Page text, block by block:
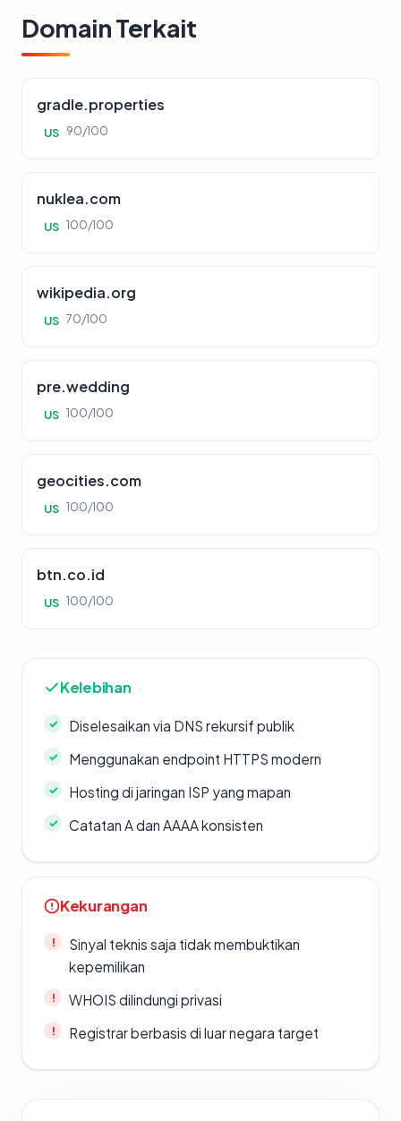
Domain Terkait
gradle.properties
US 90/100
nuklea.com
US 100/100
wikipedia.org
US 70/100
pre.wedding
US 100/100
geocities.com
US 100/100
btn.co.id
US 100/100
Kelebihan
Diselesaikan via DNS rekursif publik
Menggunakan endpoint HTTPS modern
Hosting di jaringan ISP yang mapan
Catatan A dan AAAA konsisten
Kekurangan
Sinyal teknis saja tidak membuktikan
kepemilikan
WHOIS dilindungi privasi
Registrar berbasis di luar negara target